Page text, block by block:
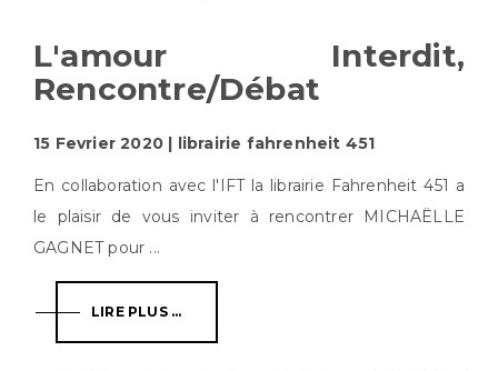
L'amour Interdit,
Rencontre/débat
15 Fevrier 2020 | librairie fahrenheit 451
En collaboration avec l'IFT la librairie Fahrenheit 451 a
le plaisir de vous inviter à rencontrer MICHAËLLE
GAGNET pour ...
LIRE PLUS ...